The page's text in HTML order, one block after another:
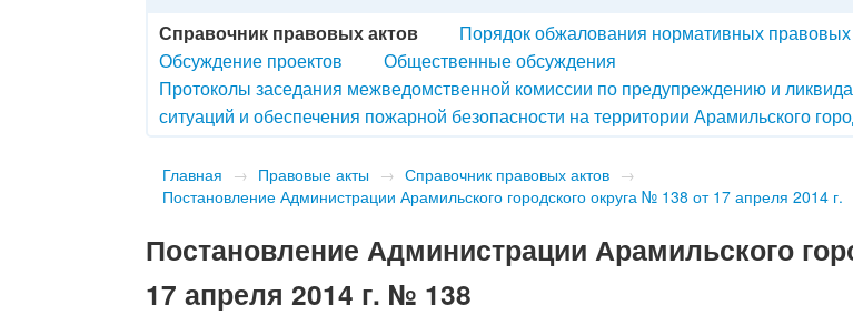
Справочник правовых актов
Порядок обжалования нормативных
Обсуждение проектов
Общественные обсуждения
Протоколы заседания межведомственной комиссии по предупреждению и
ситуаций и обеспечения пожарной безопасности на территории Арамильского
Главная → Правовые акты → Справочник правовых актов →
Постановление Администрации Арамильского городского округа № 138 от 17 апреля 2014 г.
Постановление Администрации Арамильского
17 апреля 2014 г. № 138